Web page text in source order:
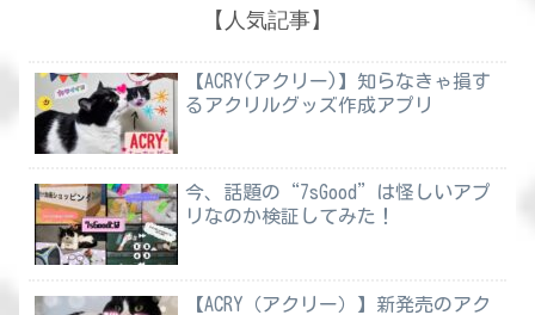
【人気記事】
【ACRY(アクリー)】知らなきゃ損す
るアクリルグッズ作成アプリ
今、話題の“7sGood”は怪しいアプ
リなのか検証してみた！
【ACRY（アクリー）】新発売のアク